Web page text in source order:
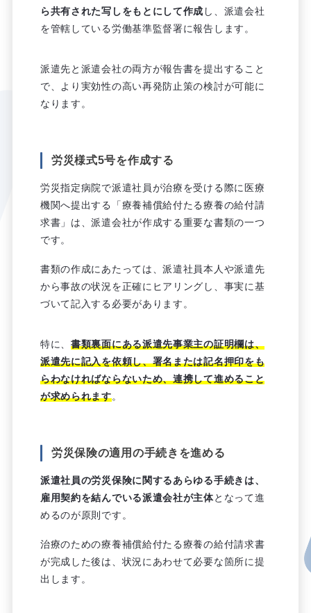
ら共有された写しをもとにして作成 し、派遣会社
を管轄している労働基準監督署に報告します。
派遣先と派遣会社の両方が報告書を提出すること
で、より実効性の高い再発防止策の検討が可能に
なります。
労災様式5号を作成する
労災指定病院で派遣社員が治療を受ける際に医療
機関へ提出する「療養補償給付たる療養の給付請
求書」は、派遣会社が作成する重要な書類の一つ
です。
書類の作成にあたっては、派遣社員本人や派遣先
から事故の状況を正確にヒアリングし、事実に基
づいて記入する必要があります。
特に、書類裏面にある派遣先事業主の証明欄は、
派遣先に記入を依頼し、署名または記名押印をも
らわなければならないため、連携して進めること
が求められます。
労災保険の適用の手続きを進める
派遣社員の労災保険に関するあらゆる手続きは、
雇用契約を結んでいる派遣会社が主体となって進
めるのが原則です。
治療のための療養補償給付たる療養の給付請求書
が完成した後は、状況にあわせて必要な箇所に提
出します。